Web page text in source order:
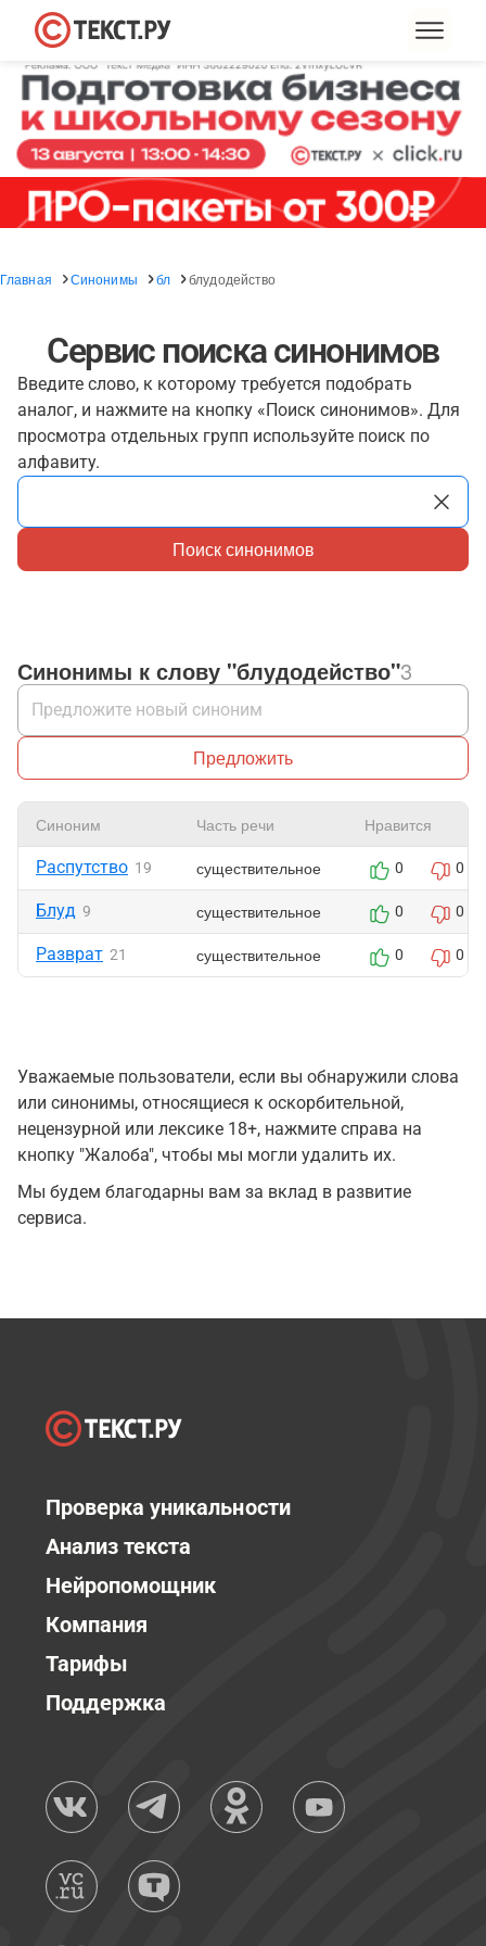
Главная Синонимы бл блудодейство
Сервис поиска синонимов
Введите слово, к которому требуется подобрать
аналог, и нажмите на кнопку «Поиск синонимов». Для
просмотра отдельных групп используйте поиск по
алфавиту.
Поиск синонимов
Синонимы к слову "блудодейство"3
Предложить
Синоним Часть речи Нравится
Распутство 19 существительное 0 0
Блуд 9 существительное 0 0
Разврат 21 существительное 0 0
Уважаемые пользователи, если вы обнаружили слова
или синонимы, относящиеся к оскорбительной,
нецензурной или лексике 18+, нажмите справа на
кнопку "Жалоба", чтобы мы могли удалить их.
Мы будем благодарны вам за вклад в развитие
сервиса.
Проверка уникальности
Анализ текста
Нейропомощник
Компания
Тарифы
Поддержка